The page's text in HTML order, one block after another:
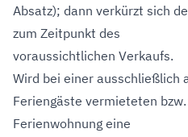
Absatz); dann verkürzt sich
zum Zeitpunkt des
voraussichtlichen Verkaufs.
Wird bei einer ausschließlich
Feriengäste vermieteten
Ferienwohnung eine